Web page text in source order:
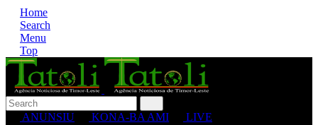
Home
Search
Menu
Top
ANUNSIU KONA-BA AMI LIVE